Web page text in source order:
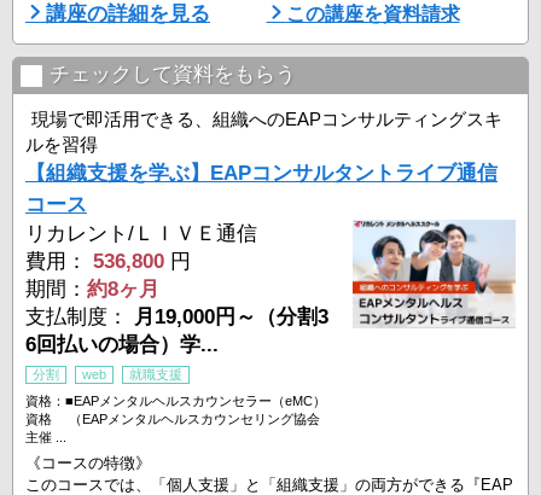
■資格説明会開催日
▼オンライン開催
・全国にお住まいの方対象
8月9日（日）16:30-18:30
8月11日（火）16:30-18:30
8月15日（土）16:30-18:30
8月19日（ ...
講座の詳細を見る この講座を資料請求
チェックして資料をもらう
現場で即活用できる、組織へのEAPコンサルティングスキ
ルを習得
【組織支援を学ぶ】EAPコンサルタントライブ通信
コース
リカレント/ＬＩＶＥ通信
費用：
536,800 円
期間： 約8ヶ月
支払制度：
月19,000円～（分割3
6回払いの場合）学...
分割 web
就職支援
資格：■EAPメンタルヘルスカウンセラー（eMC）
資格 （EAPメンタルヘルスカウンセリング協会
主催 ...
《コースの特徴》
このコースでは、「個人支援」と「組織支援」の両方ができる『EAP